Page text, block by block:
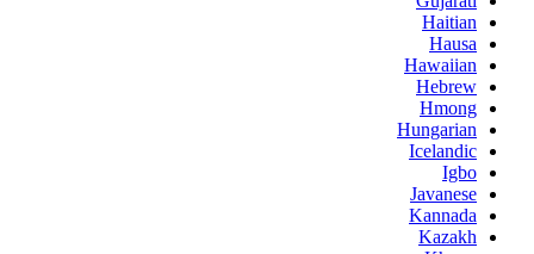
Haitian
Hausa
Hawaiian
Hebrew
Hmong
Hungarian
Icelandic
Igbo
Javanese
Kannada
Kazakh